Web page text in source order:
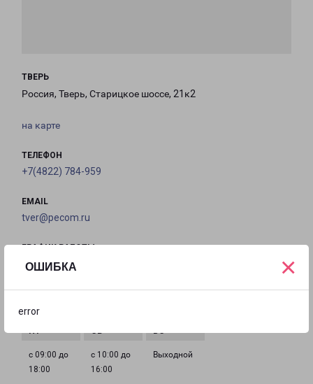
ОШИБКА
error
×
ТВЕРЬ
Россия, Тверь, Старицкое шоссе, 21к2
на карте
ТЕЛЕФОН
+7(4822) 784-959
EMAIL
tver@pecom.ru
ГРАФИК РАБОТЫ
18:00
с 09:00 до
18:00
с 10:00 до
16:00
Выходной